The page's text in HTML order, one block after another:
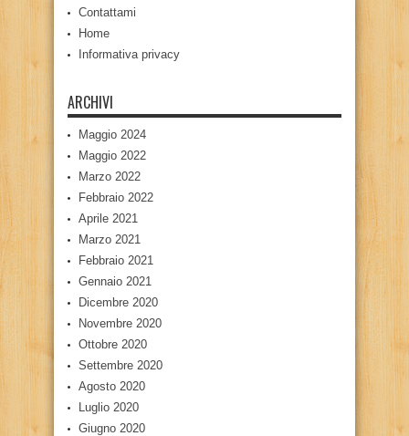
Contattami
Home
Informativa privacy
ARCHIVI
Maggio 2024
Maggio 2022
Marzo 2022
Febbraio 2022
Aprile 2021
Marzo 2021
Febbraio 2021
Gennaio 2021
Dicembre 2020
Novembre 2020
Ottobre 2020
Settembre 2020
Agosto 2020
Luglio 2020
Giugno 2020